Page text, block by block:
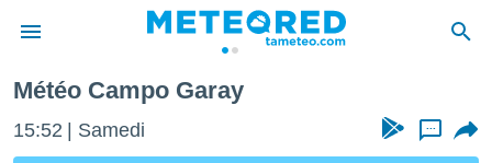
de
Météo Campo Garay
15:52 Samedi ...